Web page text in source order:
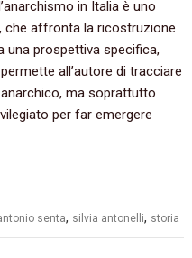
in Italia è uno
‬che affronta la ricostruzione
una prospettiva specifica,‭
all’autore di tracciare
‬ma soprattutto
per far emergere
senta, silvia antonelli, storia